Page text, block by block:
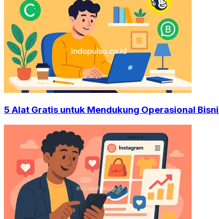
5 Alat Gratis untuk Mendukung Operasional